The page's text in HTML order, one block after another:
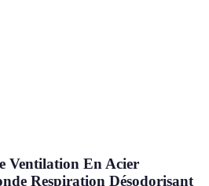
Ventilation En Acier
Respiration Désodorisant